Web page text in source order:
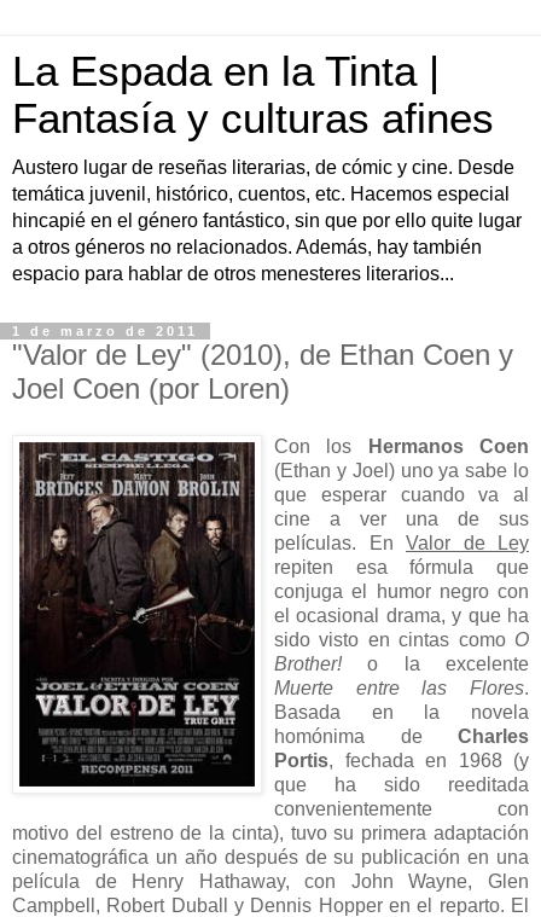
La Espada en la Tinta |
Fantasía y culturas afines
Austero lugar de reseñas literarias, de cómic y cine. Desde
temática juvenil, histórico, cuentos, etc. Hacemos especial
hincapié en el género fantástico, sin que por ello quite lugar
a otros géneros no relacionados. Además, hay también
espacio para hablar de otros menesteres literarios...
1 de marzo de 2011
"Valor de Ley" (2010), de Ethan Coen y
Joel Coen (por Loren)
Con los
Hermanos Coen
(Ethan y Joel) uno ya sabe lo
que esperar cuando va al
cine a ver una de sus
películas. En Valor de Ley
repiten esa fórmula que
conjuga el humor negro con
el ocasional drama, y que ha
sido visto en cintas como O
Brother!o la excelente
Muerte entre las Flores.
Basada en la novela
homónima de Charles
Portis, fechada en 1968 (y
que ha sido reeditada
convenientemente con
motivo del estreno de la cinta), tuvo su primera adaptación
cinematográfica un año después de su publicación en una
película de Henry Hathaway, con John Wayne, Glen
Campbell, Robert Duball y Dennis Hopper en el reparto. El